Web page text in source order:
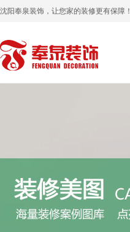
沈阳奉泉装饰，让您家的装修更有保障！